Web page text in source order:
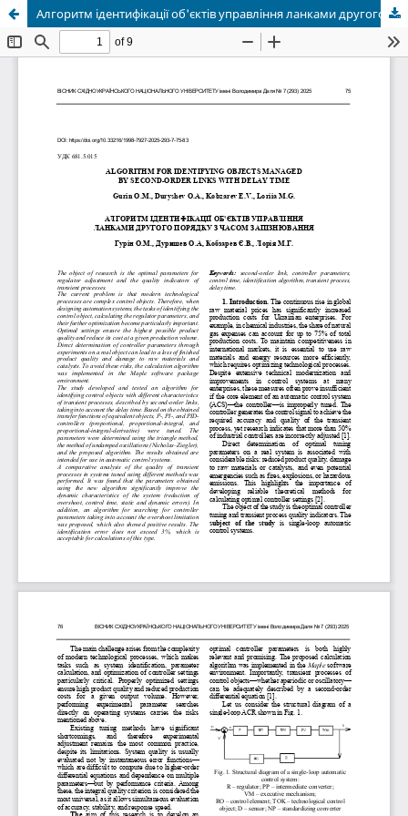
Aлгоритм ідентифікації об'єктів управління ланками другого порядку з часом запізнювання